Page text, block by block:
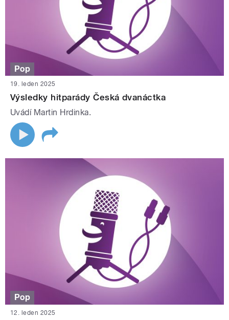
Pop
19. leden 2025
Výsledky hitparády Česká dvanáctka
Uvádí Martin Hrdinka.
Pop
12. leden 2025